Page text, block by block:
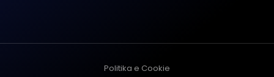
Politika e Cookie